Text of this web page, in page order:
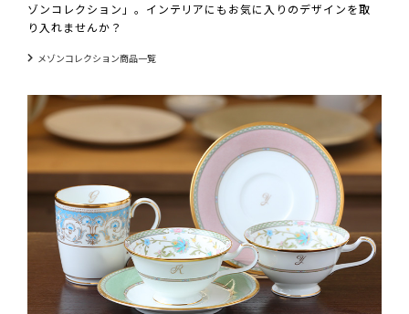
ゾンコレクション」。インテリアにもお気に入りのデザインを取
り入れませんか？
メゾンコレクション商品一覧